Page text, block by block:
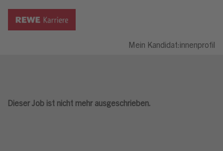
Mein Kandidat:innenprofil
Dieser Job ist nicht mehr ausgeschrieben.